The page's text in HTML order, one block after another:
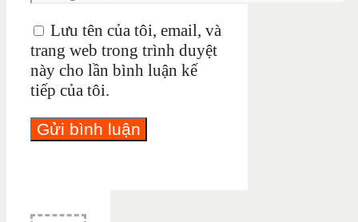
Lưu tên của tôi, email, và
trang web trong trình duyệt
này cho lần bình luận kế
tiếp của tôi.